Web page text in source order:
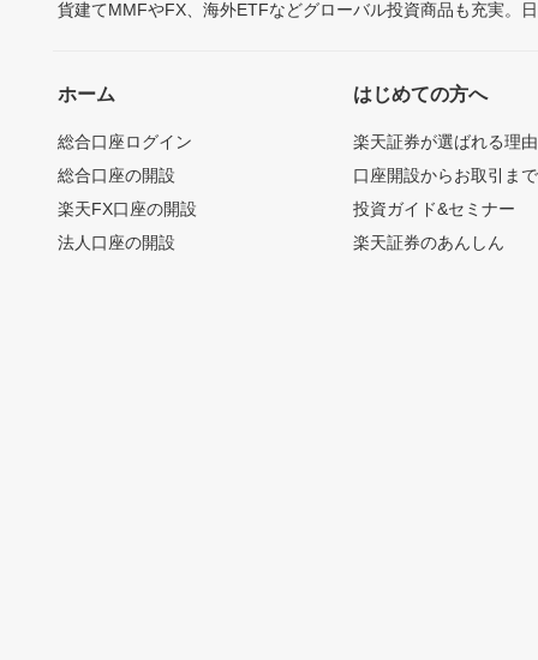
貨建てMMFやFX、海外ETFなどグローバル投資商品も充実。
ホーム
総合口座ログイン
総合口座の開設
楽天FX口座の開設
法人口座の開設
はじめての方へ
楽天証券が選ばれる理由
口座開設からお取引ま
投資ガイド&セミナー
楽天証券のあんしん